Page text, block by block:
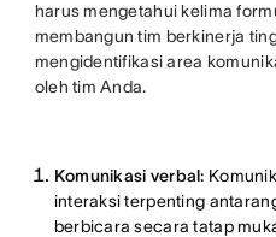
harus mengetahui kelima
membangun tim berkinerja
mengidentifikasi area
oleh tim Anda.
Komunikasi verbal:
interaksi terpenting
berbicara secara tatap